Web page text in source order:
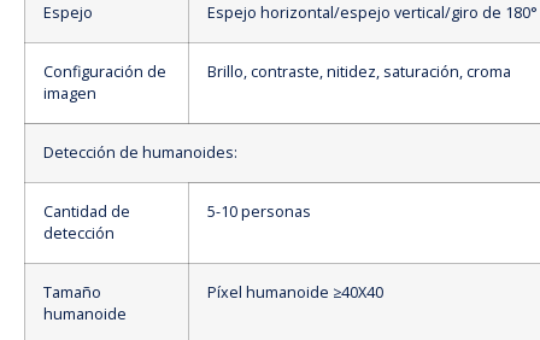
Espejo Espejo horizontal/espejo vertical/giro de 180°
Configuración de
imagen
Brillo, contraste, nitidez, saturación, croma
Detección de humanoides:
Cantidad de
detección
5-10 personas
Tamaño
humanoide
Píxel humanoide ≥40X40